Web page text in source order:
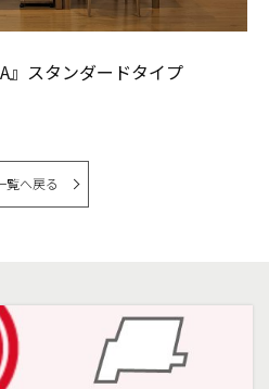
』スタンダードタイプ
覧へ戻る